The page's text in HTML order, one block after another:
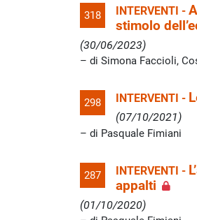
318 INTERVENTI -
stimolo
(30/06/2023)
di Simona Faccioli,
298 INTERVENTI -
(07/10/2021)
di Pasquale Fimiani
287 INTERVENTI -
appalti
(01/10/2020)